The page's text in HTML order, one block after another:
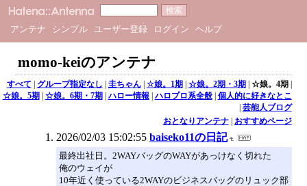
アンテナ シンプル ユーザー登録 ログイン ヘルプ
momo-keiのアンテナ
すべて | グループ指定なし | 圭ちゃん| ☆娘。1期| ☆娘。2期・3期| ☆娘。4期|
☆娘。5期| ☆娘。6期・7期|ハロー情報 |ハロプロ系全般| 個人的に好きなとこ
| 芸能人ブログ
おとなりアンテナ| おすすめページ
2026/02/03 15:02:55 baiseko11の日記
最終出社日。2WAYバッグのWAYがあっけなく切れた
俺のウェイが
10年近く使っている2WAYのビジネスバッグのリュック部